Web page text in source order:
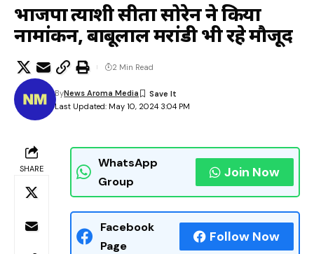
भाजपा प्रत्याशी सीता सोरेन ने किया
नामांकन, बाबूलाल मरांडी भी रहे मौजूद
Last Updated: May 10, 2024 3:04 PM
ByNews Aroma Media
2 Min Read
SHARE
WhatsApp
Group
Join Now
Facebook
Page
Follow Now